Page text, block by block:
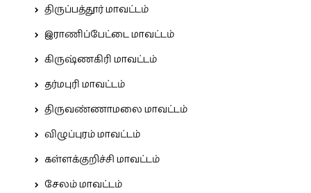
திருப்பத்தூர் மாவட்டம்
இராணிப்பேட்டை மாவட்டம்
கிருஷ்ணகிரி மாவட்டம்
தர்மபுரி மாவட்டம்
திருவண்ணாமலை மாவட்டம்
விழுப்புரம் மாவட்டம்
கள்ளக்குறிச்சி மாவட்டம்
சேலம் மாவட்டம்